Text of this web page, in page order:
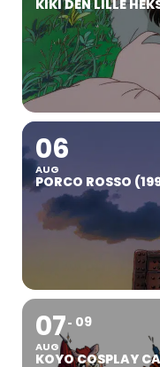
KIKI DEN LILLE
06
AUG
PORCO ROSSO
07
AUG
09
KOYO COSPLAY